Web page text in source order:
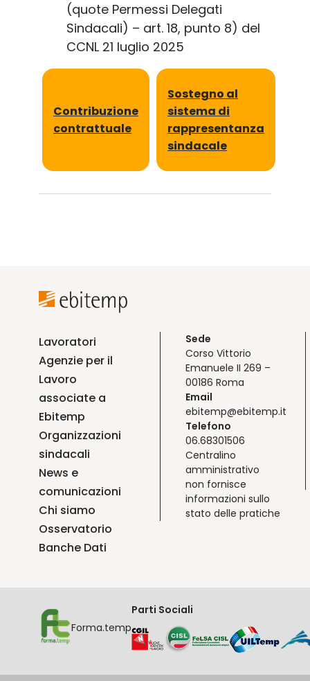
(quote Permessi Delegati
Sindacali) – art. 18, punto 8) del
CCNL 21 luglio 2025
Contribuzione
contrattuale
Sostegno al
sistema di
rappresentanza
sindacale
Lavoratori
Agenzie per il
Lavoro
associate a
Ebitemp
Organizzazioni
sindacali
News e
comunicazioni
Chi siamo
Osservatorio
Banche Dati
Sede
Corso Vittorio
Emanuele II 269 –
00186 Roma
Email
ebitemp@ebitemp.it
Telefono
06.68301506
Centralino
amministrativo
non fornisce
informazioni sullo
stato delle pratiche
Forma.temp
Parti Sociali